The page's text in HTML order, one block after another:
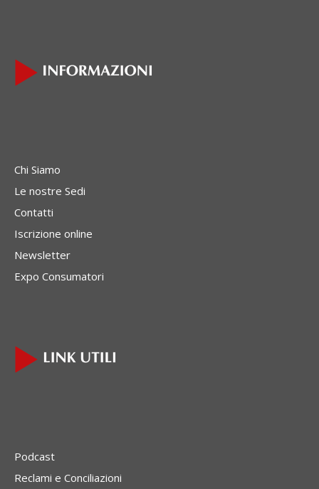
Chi Siamo
Le nostre Sedi
Contatti
Iscrizione online
Newsletter
Expo Consumatori
Podcast
Reclami e Conciliazioni